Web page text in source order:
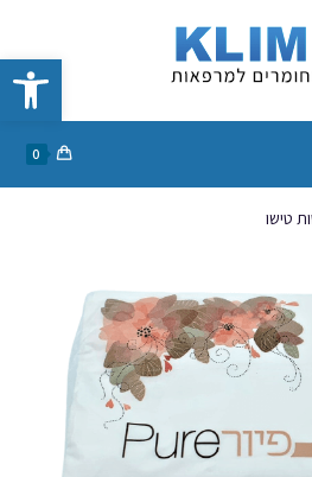
פתח סרגל נגישות
0
טישו